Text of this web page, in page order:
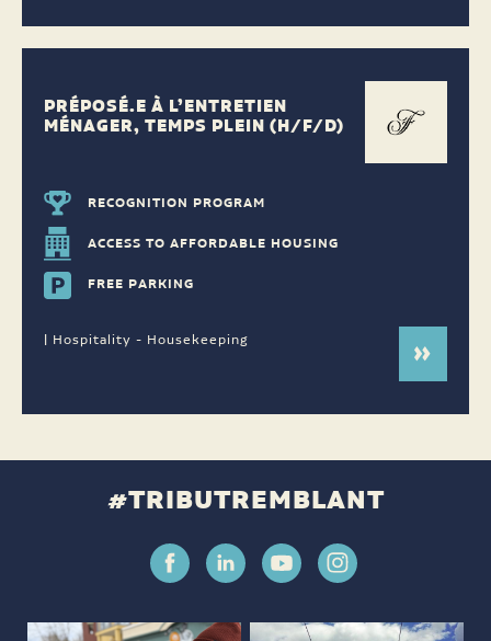
PRÉPOSÉ.E À L’ENTRETIEN
MÉNAGER, TEMPS PLEIN (H/F/D)
RECOGNITION PROGRAM
ACCESS TO AFFORDABLE HOUSING
FREE PARKING
| Hospitality - Housekeeping
#TRIBUTREMBLANT